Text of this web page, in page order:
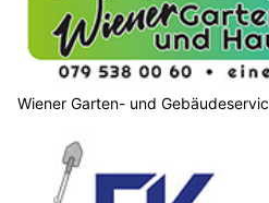
Wiener Garten- und